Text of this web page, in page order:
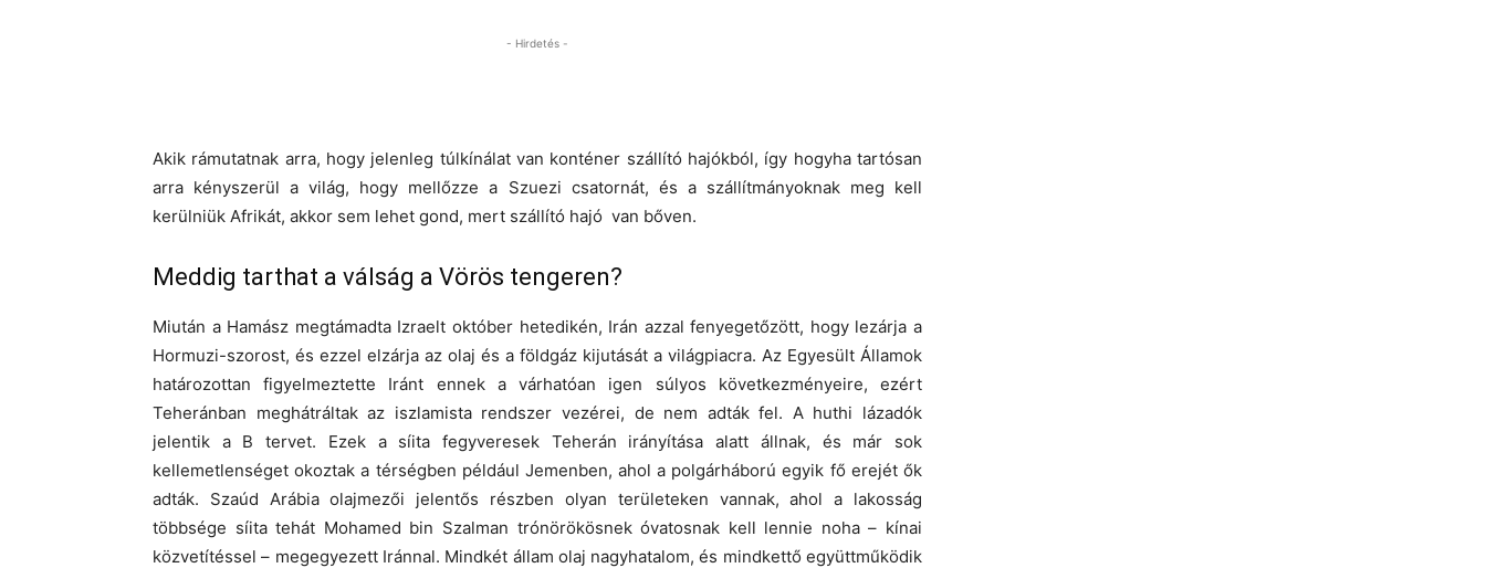
- Hirdetés -
Akik rámutatnak arra, hogy jelenleg túlkínálat van konténer szállító hajókból, így hogyha tartósan
arra kényszerül a világ, hogy mellőzze a Szuezi csatornát, és a szállítmányoknak meg kell
kerülniük Afrikát, akkor sem lehet gond, mert szállító hajó van bőven.
Meddig tarthat a válság a Vörös tengeren?
Miután a Hamász megtámadta Izraelt október hetedikén, Irán azzal fenyegetőzött, hogy lezárja a
Hormuzi-szorost, és ezzel elzárja az olaj és a földgáz kijutását a világpiacra. Az Egyesült Államok
határozottan figyelmeztette Iránt ennek a várhatóan igen súlyos következményeire, ezért
Teheránban meghátráltak az iszlamista rendszer vezérei, de nem adták fel. A huthi lázadók
jelentik a B tervet. Ezek a síita fegyveresek Teherán irányítása alatt állnak, és már sok
kellemetlenséget okoztak a térségben például Jemenben, ahol a polgárháború egyik fő erejét ők
adták. Szaúd Arábia olajmezői jelentős részben olyan területeken vannak, ahol a lakosság
többsége síita tehát Mohamed bin Szalman trónörökösnek óvatosnak kell lennie noha – kínai
közvetítéssel – megegyezett Iránnal. Mindkét állam olaj nagyhatalom, és mindkettő együttműködik